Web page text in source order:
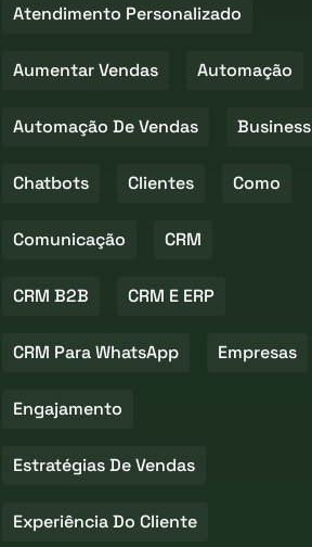
Atendimento Personalizado
Aumentar Vendas Automação
Automação De Vendas Business
Chatbots Clientes Como
Comunicação CRM
CRM B2B CRM E ERP
CRM Para WhatsApp Empresas
Engajamento
Estratégias De Vendas
Experiência Do Cliente